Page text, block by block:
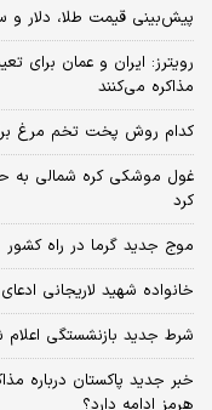
پیش‌بینی قیمت طلا، دلار و سکه
مذاکره می‌کنند
کدام روش پخت تخم مرغ
غول موشکی کره شمالی به
کرد
موج جدید گرما در راه کشور
خانواده شهید لاریجانی
شرط جدید بازنشستگی
خبر جدید پاکستان درباره
هرمز ادامه دارد؟